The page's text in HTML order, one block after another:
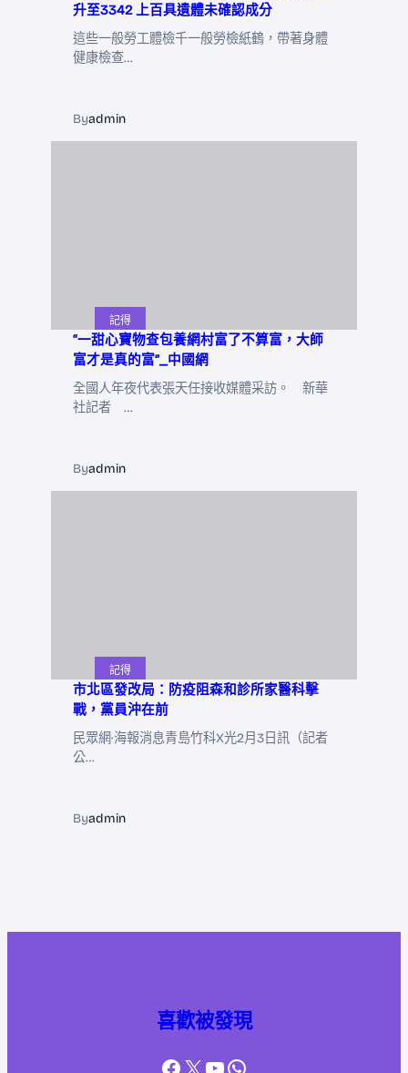
升至3342 上百具遺體未確認成分
這些一般勞工體檢千一般勞檢紙鶴，帶著身體
健康檢查…
Byadmin
記得
“一甜心寶物查包養網村富了不算富，大師
富才是真的富”_中國網
全國人年夜代表張天任接收媒體采訪。 新華
社記者 …
Byadmin
記得
市北區發改局：防疫阻森和診所家醫科擊
戰，黨員沖在前
民眾網·海報消息青島竹科X光2月3日訊（記者
公…
Byadmin
喜歡被發現
Facebook
X YouTube
WhatsApp